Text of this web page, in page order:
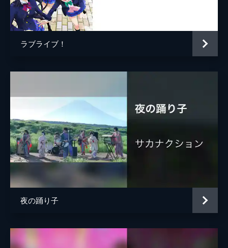
ラブライブ！
夜の踊り子